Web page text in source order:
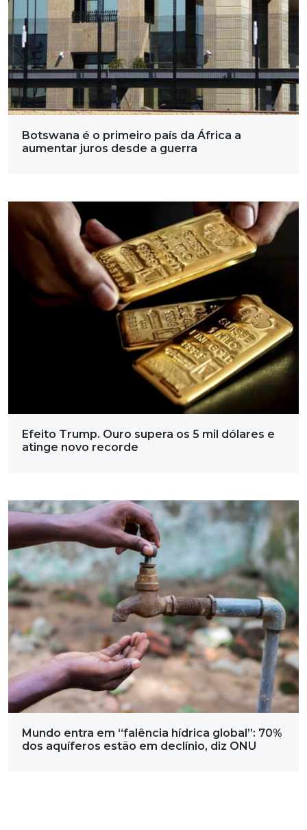
Botswana é o primeiro país da África a
aumentar juros desde a guerra
Efeito Trump. Ouro supera os 5 mil dólares e
atinge novo recorde
Mundo entra em “falência hídrica global”: 70%
dos aquíferos estão em declínio, diz ONU